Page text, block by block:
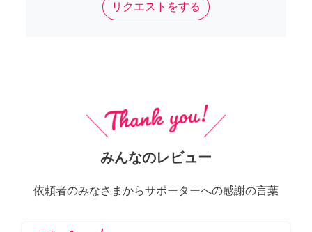
リクエストをする
みんなのレビュー
依頼者のみなさまからサポーターへの感謝の言葉